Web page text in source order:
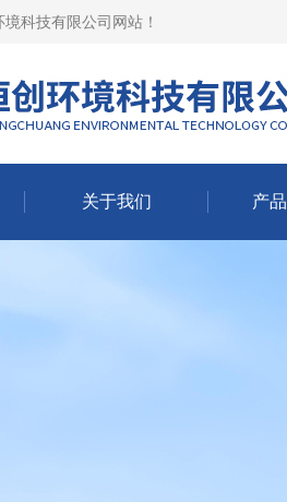
境科技有限公司网站 ！
关于我们 产